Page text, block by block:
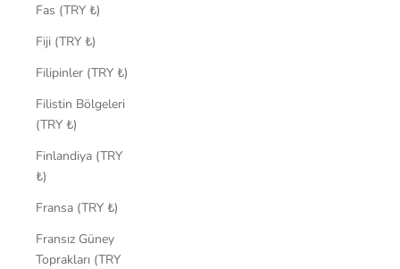
Fas (TRY ₺)
Fiji (TRY ₺)
Filipinler (TRY ₺)
Filistin Bölgeleri
(TRY ₺)
Finlandiya (TRY
₺)
Fransa (TRY ₺)
Fransız Güney
Toprakları (TRY